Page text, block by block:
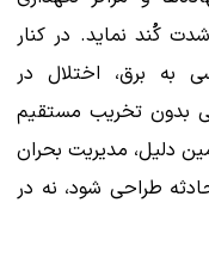
کُند نماید. در کنار
به برق، اختلال در
بدون تخریب مستقیم
دلیل، مدیریت بحران
طراحی شود، نه در